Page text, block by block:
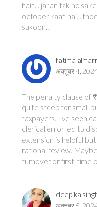
hain... jahan tak ho
october kaafi hai...
sukoon...
fatima
अक्तूबर 4,
The penalty clause of
quite steep for small
taxpayers. I've seen
clerical error led to
extension is helpful
rational review.
turnover or first-time
deepika